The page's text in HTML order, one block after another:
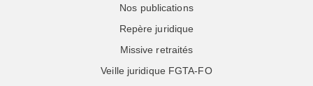
Nos publications
Repère juridique
Missive retraités
Veille juridique FGTA-FO